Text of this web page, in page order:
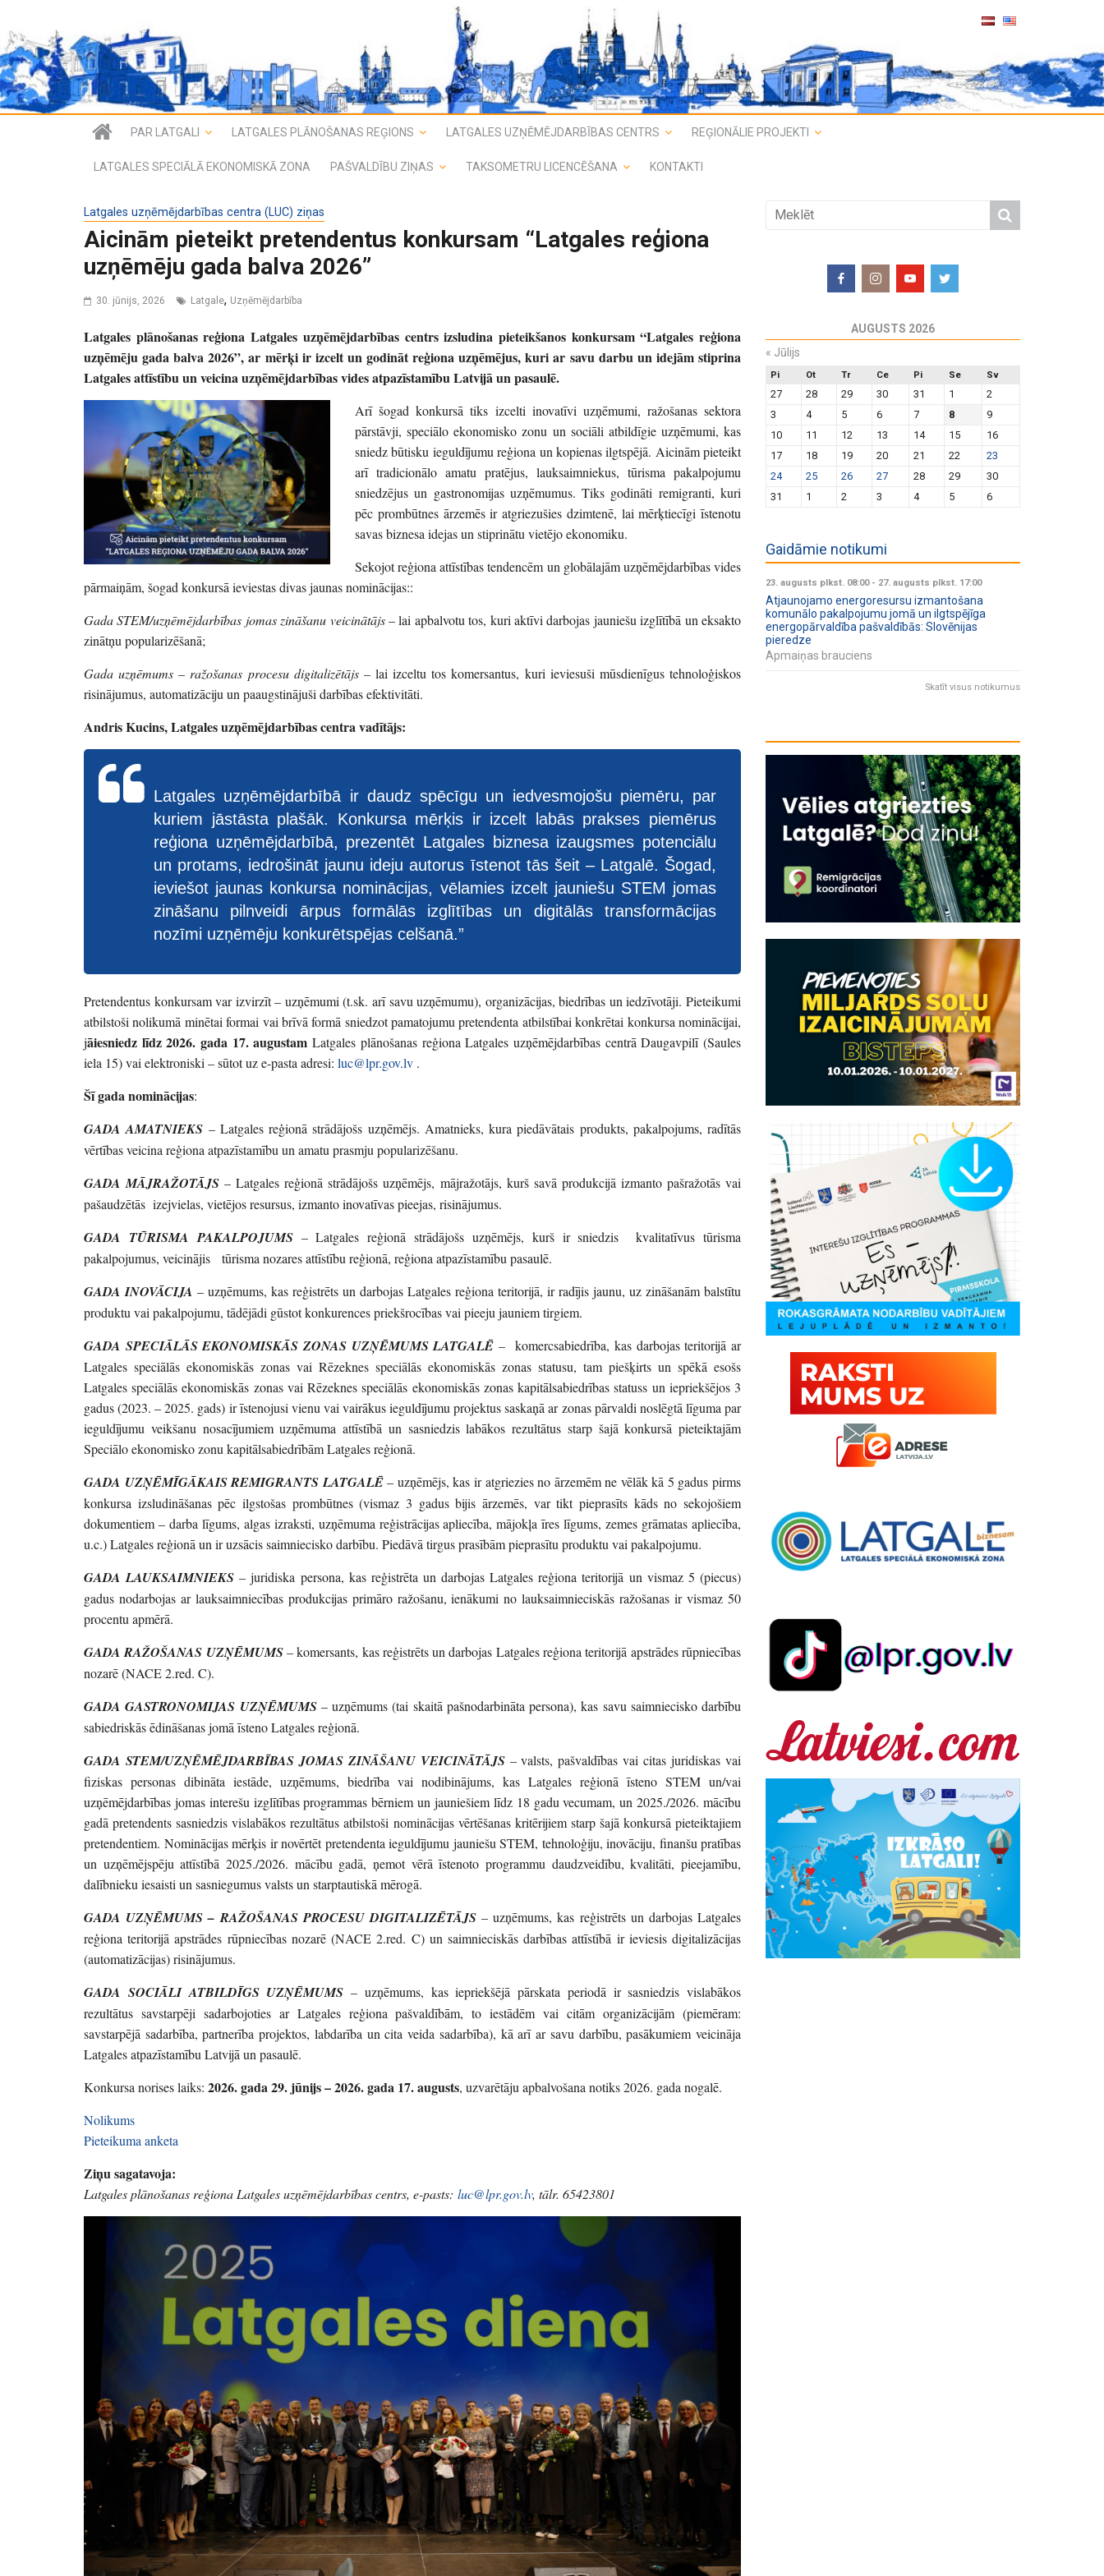
PAR LATGALI LATGALES PLĀNOŠANAS REĢIONS LATGALES UZŅĒMĒJDARBĪBAS CENTRS REĢIONĀLIE PROJEKTI
LATGALES SPECIĀLĀ EKONOMISKĀ ZONA PAŠVALDĪBU ZIŅAS TAKSOMETRU LICENCĒŠANA KONTAKTI
Latgales uzņēmējdarbības centra (LUC) ziņas
Aicinām pieteikt pretendentus konkursam “Latgales reģiona
uzņēmēju gada balva 2026”
30. jūnijs, 2026 Latgale, Uzņēmējdarbība
Latgales plānošanas reģiona Latgales uzņēmējdarbības centrs izsludina pieteikšanos konkursam “Latgales reģiona
uzņēmēju gada balva 2026”, ar mērķi ir izcelt un godināt reģiona uzņēmējus, kuri ar savu darbu un idejām stiprina
Latgales attīstību un veicina uzņēmējdarbības vides atpazīstamību Latvijā un pasaulē.
Arī šogad konkursā tiks izcelti inovatīvi uzņēmumi, ražošanas sektora
pārstāvji, speciālo ekonomisko zonu un sociāli atbildīgie uzņēmumi, kas
sniedz būtisku ieguldījumu reģiona un kopienas ilgtspējā. Aicinām pieteikt
arī tradicionālo amatu pratējus, lauksaimniekus, tūrisma pakalpojumu
sniedzējus un gastronomijas uzņēmumus. Tiks godināti remigranti, kuri
pēc prombūtnes ārzemēs ir atgriezušies dzimtenē, lai mērķtiecīgi īstenotu
savas biznesa idejas un stiprinātu vietējo ekonomiku.
Sekojot reģiona attīstības tendencēm un globālajām uzņēmējdarbības vides
pārmaiņām, šogad konkursā ieviestas divas jaunas nominācijas::
Gada STEM/uzņēmējdarbības jomas zināšanu veicinātājs– lai apbalvotu tos, kuri aktīvi darbojas jauniešu izglītībā un eksakto
zinātņu popularizēšanā;
Gada uzņēmums – ražošanas procesu digitalizētājs– lai izceltu tos komersantus, kuri ieviesuši mūsdienīgus tehnoloģiskos
risinājumus, automatizāciju un paaugstinājuši darbības efektivitāti.
Andris Kucins, Latgales uzņēmējdarbības centra vadītājs:
Latgales uzņēmējdarbībā ir daudz spēcīgu un iedvesmojošu piemēru, par
kuriem jāstāsta plašāk. Konkursa mērķis ir izcelt labās prakses piemērus
reģiona uzņēmējdarbībā, prezentēt Latgales biznesa izaugsmes potenciālu
un protams, iedrošināt jaunu ideju autorus īstenot tās šeit – Latgalē. Šogad,
ieviešot jaunas konkursa nominācijas, vēlamies izcelt jauniešu STEM jomas
zināšanu pilnveidi ārpus formālās izglītības un digitālās transformācijas
nozīmi uzņēmēju konkurētspējas celšanā.”
Pretendentus konkursam var izvirzīt – uzņēmumi (t.sk. arī savu uzņēmumu), organizācijas, biedrības un iedzīvotāji. Pieteikumi
atbilstoši nolikumā minētai formai vai brīvā formā sniedzot pamatojumu pretendenta atbilstībai konkrētai konkursa nominācijai,
jāiesniedz līdz 2026. gada 17. augustam Latgales plānošanas reģiona Latgales uzņēmējdarbības centrā Daugavpilī (Saules
iela 15) vai elektroniski – sūtot uz e-pasta adresi: luc@lpr.gov.lv .
Šī gada nominācijas:
GADA AMATNIEKS – Latgales reģionā strādājošs uzņēmējs. Amatnieks, kura piedāvātais produkts, pakalpojums, radītās
vērtības veicina reģiona atpazīstamību un amatu prasmju popularizēšanu.
GADA MĀJRAŽOTĀJS – Latgales reģionā strādājošs uzņēmējs, mājražotājs, kurš savā produkcijā izmanto pašražotās vai
pašaudzētās izejvielas, vietējos resursus, izmanto inovatīvas pieejas, risinājumus.
GADA TŪRISMA PAKALPOJUMS– Latgales reģionā strādājošs uzņēmējs, kurš ir sniedzis kvalitatīvus tūrisma
pakalpojumus, veicinājis tūrisma nozares attīstību reģionā, reģiona atpazīstamību pasaulē.
GADA INOVĀCIJA – uzņēmums, kas reģistrēts un darbojas Latgales reģiona teritorijā, ir radījis jaunu, uz zināšanām balstītu
produktu vai pakalpojumu, tādējādi gūstot konkurences priekšrocības vai pieeju jauniem tirgiem.
GADA SPECIĀLĀS EKONOMISKĀS ZONAS UZŅĒMUMS LATGALĒ – komercsabiedrība, kas darbojas teritorijā ar
Latgales speciālās ekonomiskās zonas vai Rēzeknes speciālās ekonomiskās zonas statusu, tam piešķirts un spēkā esošs
Latgales speciālās ekonomiskās zonas vai Rēzeknes speciālās ekonomiskās zonas kapitālsabiedrības statuss un iepriekšējos 3
gadus (2023. – 2025. gads) ir īstenojusi vienu vai vairākus ieguldījumu projektus saskaņā ar zonas pārvaldi noslēgtā līguma par
ieguldījumu veikšanu nosacījumiem uzņēmuma attīstībā un sasniedzis labākos rezultātus starp šajā konkursā pieteiktajām
Speciālo ekonomisko zonu kapitālsabiedrībām Latgales reģionā.
GADA UZŅĒMĪGĀKAIS REMIGRANTS LATGALĒ– uzņēmējs, kas ir atgriezies no ārzemēm ne vēlāk kā 5 gadus pirms
konkursa izsludināšanas pēc ilgstošas prombūtnes (vismaz 3 gadus bijis ārzemēs, var tikt pieprasīts kāds no sekojošiem
dokumentiem – darba līgums, algas izraksti, uzņēmuma reģistrācijas apliecība, mājokļa īres līgums, zemes grāmatas apliecība,
u.c.) Latgales reģionā un ir uzsācis saimniecisko darbību. Piedāvā tirgus prasībām pieprasītu produktu vai pakalpojumu.
GADA LAUKSAIMNIEKS – juridiska persona, kas reģistrēta un darbojas Latgales reģiona teritorijā un vismaz 5 (piecus)
gadus nodarbojas ar lauksaimniecības produkcijas primāro ražošanu, ienākumi no lauksaimnieciskās ražošanas ir vismaz 50
procentu apmērā.
GADA RAŽOŠANAS UZŅĒMUMS– komersants, kas reģistrēts un darbojas Latgales reģiona teritorijā apstrādes rūpniecības
nozarē (NACE 2.red. C).
GADA GASTRONOMIJAS UZŅĒMUMS– uzņēmums (tai skaitā pašnodarbināta persona), kas savu saimniecisko darbību
sabiedriskās ēdināšanas jomā īsteno Latgales reģionā.
GADA STEM/UZŅĒMĒJDARBĪBAS JOMAS ZINĀŠANU VEICINĀTĀJS– valsts, pašvaldības vai citas juridiskas vai
fiziskas personas dibināta iestāde, uzņēmums, biedrība vai nodibinājums, kas Latgales reģionā īsteno STEM un/vai
uzņēmējdarbības jomas interešu izglītības programmas bērniem un jauniešiem līdz 18 gadu vecumam, un 2025./2026. mācību
gadā pretendents sasniedzis vislabākos rezultātus atbilstoši nominācijas vērtēšanas kritērijiem starp šajā konkursā pieteiktajiem
pretendentiem. Nominācijas mērķis ir novērtēt pretendenta ieguldījumu jauniešu STEM, tehnoloģiju, inovāciju, finanšu pratības
un uzņēmējspēju attīstībā 2025./2026. mācību gadā, ņemot vērā īstenoto programmu daudzveidību, kvalitāti, pieejamību,
dalībnieku iesaisti un sasniegumus valsts un starptautiskā mērogā.
GADA UZŅĒMUMS – RAŽOŠANAS PROCESU DIGITALIZĒTĀJS– uzņēmums, kas reģistrēts un darbojas Latgales
reģiona teritorijā apstrādes rūpniecības nozarē (NACE 2.red. C) un saimnieciskās darbības attīstībā ir ieviesis digitalizācijas
(automatizācijas) risinājumus.
GADA SOCIĀLI ATBILDĪGS UZŅĒMUMS – uzņēmums, kas iepriekšējā pārskata periodā ir sasniedzis vislabākos
rezultātus savstarpēji sadarbojoties ar Latgales reģiona pašvaldībām, to iestādēm vai citām organizācijām (piemēram:
savstarpējā sadarbība, partnerība projektos, labdarība un cita veida sadarbība), kā arī ar savu darbību, pasākumiem veicināja
Latgales atpazīstamību Latvijā un pasaulē.
Konkursa norises laiks: 2026. gada 29. jūnijs – 2026. gada 17. augusts, uzvarētāju apbalvošana notiks 2026. gada nogalē.
Nolikums
Pieteikuma anketa
Ziņu sagatavoja:
Latgales plānošanas reģiona Latgales uzņēmējdarbības centrs, e-pasts: luc@lpr.gov.lv, tālr. 65423801
AUGUSTS 2026
« Jūlijs
Pi Ot Tr Ce Pi Se Sv
27 28 29 30 31 1
2
3
4 5 6 7 8
9
10
11 12 13 14 15
16
17
18 19 20 21 22
23
24
25 26 27 28 29
30
31
1 2 3 4 5 6
Gaidāmie notikumi
23. augusts plkst. 08:00- 27. augusts plkst. 17:00
Atjaunojamo energoresursu izmantošana
komunālo pakalpojumu jomā un ilgtspējīga
energopārvaldība pašvaldībās: Slovēnijas
pieredze
Apmaiņas brauciens
Skatīt visus notikumus